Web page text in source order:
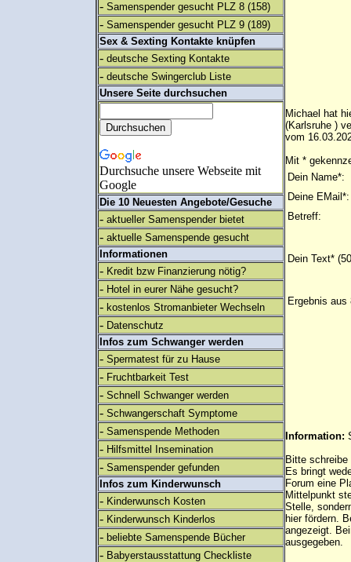
- Samenspender gesucht PLZ 8 (158)
- Samenspender gesucht PLZ 9 (189)
Sex & Sexting Kontakte knüpfen
- deutsche Sexting Kontakte
- deutsche Swingerclub Liste
Unsere Seite durchsuchen
Durchsuche unsere Webseite mit
Google
Die 10 Neuesten Angebote/Gesuche
- aktueller Samenspender bietet
- aktuelle Samenspende gesucht
Informationen
- Kredit bzw Finanzierung nötig?
- Hotel in eurer Nähe gesucht?
- kostenlos Stromanbieter Wechseln
- Datenschutz
Infos zum Schwanger werden
- Spermatest für zu Hause
- Fruchtbarkeit Test
- Schnell Schwanger werden
- Schwangerschaft Symptome
- Samenspende Methoden
- Hilfsmittel Insemination
- Samenspender gefunden
Infos zum Kinderwunsch
- Kinderwunsch Kosten
- Kinderwunsch Kinderlos
- beliebte Samenspende Bücher
- Babyerstausstattung Checkliste
Michael hat
(Karlsruhe )
vom
Mit *
Dein Name*:
Deine EMail*:
Betreff:
Dein Text*
Ergebnis aus
Information:
Bitte
Es bringt
Forum eine
Mittelpunkt
Stelle,
hier fördern.
angezeigt.
ausgegeben.